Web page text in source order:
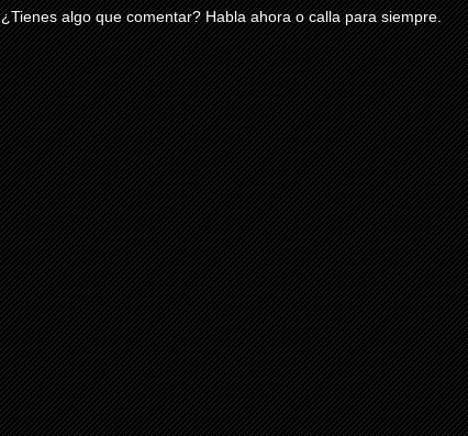
¿Tienes algo que comentar? Habla ahora o calla para siempre.